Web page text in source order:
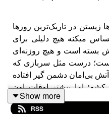
زیستن در تاریک‌ترین روزها
میکنه هیچ دلیلی برای
بسته است و هیچ روزنه‌ای
درست مثل سربازی که
بی‌امان دشمن گیر افتاده
اما بیشتر اوقات اون
کمکی که از راه میرسه و
Show more
RSS